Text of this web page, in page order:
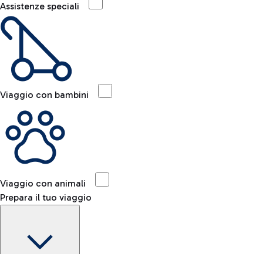
Assistenze speciali
Viaggio con bambini
Viaggio con animali
Prepara il tuo viaggio